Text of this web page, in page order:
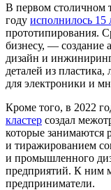
В первом столичном
году исполнилось 15
прототипирования.
бизнесу, —
дизайн и
деталей из пластика,
для электроники и
Кроме того, в 2022
кластер создал
которые занимаются
и тиражированием
и промышленного
предприятий. К ним
предприниматели.